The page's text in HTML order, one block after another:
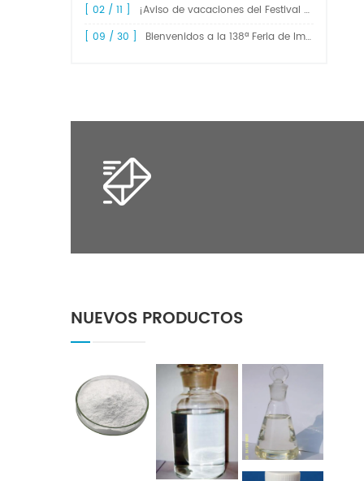
[ 02 / 11 ]
¡Aviso de vacaciones del Festival de Primavera de 2026!
[ 09 / 30 ]
Bienvenidos a la 138ª Feria de Importación y Exportación de China
NUEVOS PRODUCTOS